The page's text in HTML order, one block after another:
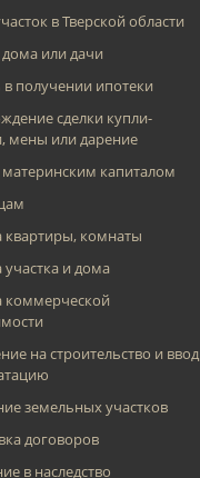
в Тверской области
или дачи
получении ипотеки
сделки купли-
мены или дарение
материнским капиталом
квартиры, комнаты
и дома
коммерческой
на строительство и ввод
земельных участков
договоров
в наследство